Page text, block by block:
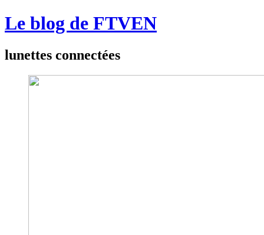
Le blog de FTVEN
lunettes connectées